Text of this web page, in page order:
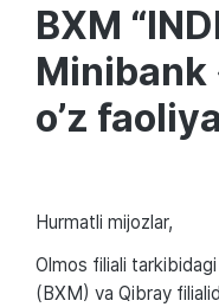
BXM
Minibank
o’z
Hurmatli mijozlar,
Olmos filiali
(BXM) va Qibray